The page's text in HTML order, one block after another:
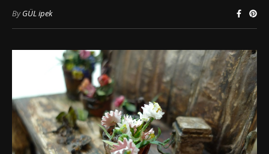
ByGÜL ipek